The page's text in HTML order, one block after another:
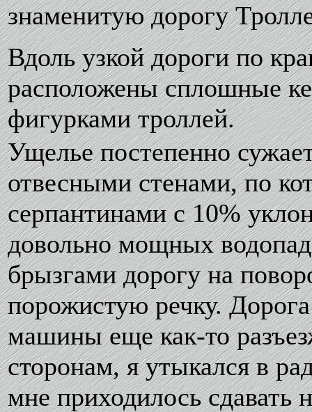
знаменитую дорогу
Вдоль узкой дороги по
расположены сплошные
фигурками троллей.
Ущелье постепенно
отвесными стенами, по
серпантинами с 10%
довольно мощных
брызгами дорогу на
порожистую речку.
машины еще как-то
сторонам, я утыкался в
мне приходилось сдавать